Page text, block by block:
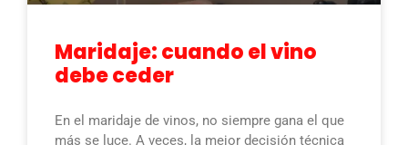
Maridaje: cuando el vino
debe ceder
En el maridaje de vinos, no siempre gana el que
más se luce. A veces, la mejor decisión técnica